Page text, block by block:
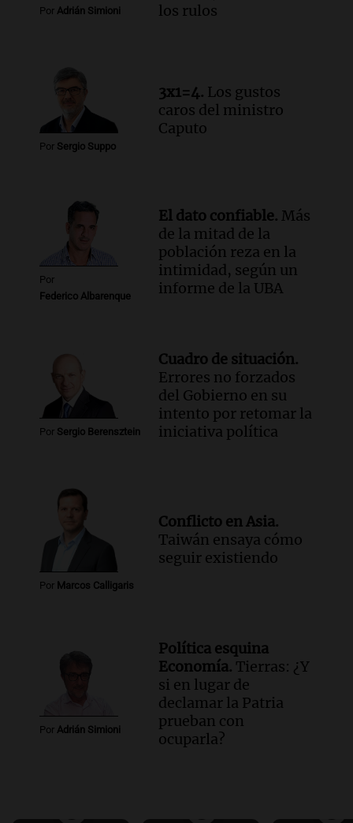
Episodios
proteínas
Una mañana para todos
Episodios
Audio.Investigan un asalto millonario a
la cooperativa Talamochita en Villa
Episodios
Por Adrián Simioni
los rulos
Por Sergio Suppo
3x1=4. Los gustos
caros del ministro
Caputo
Por
Federico Albarenque
El dato confiable. Más
de la mitad de la
población reza en la
intimidad, según un
informe de la UBA
Por Sergio Berensztein
Cuadro de situación.
Errores no forzados
del Gobierno en su
intento por retomar la
iniciativa política
Por Marcos Calligaris
Conflicto en Asia.
Taiwán ensaya cómo
seguir existiendo
Por Adrián Simioni
Política esquina
Economía. Tierras: ¿Y
si en lugar de
declamar la Patria
prueban con
ocuparla?